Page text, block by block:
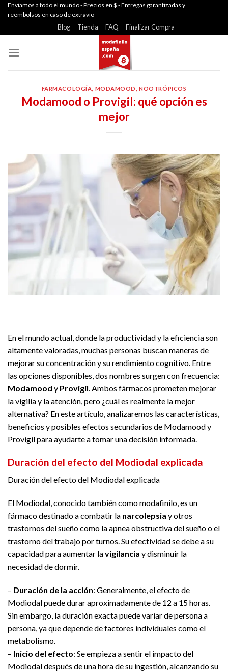
SkipEnviamos a todo el mundo - Precios en $ - Entregas garantizadas y
reembolsos en caso de extravío
Blog Tienda FAQ Finalizar Compra
FARMACOLOGÍA MODAMOOD ,NOOTRÓPICOS
Modamood o Provigil: qué opción es
mejor
En el mundo actual, donde la productividad y la eficiencia son
altamente valoradas, muchas personas buscan maneras de
mejorar su concentración y su rendimiento cognitivo. Entre
las opciones disponibles, dos nombres surgen con frecuencia:
Modamood y Provigil. Ambos fármacos prometen mejorar
la vigilia y la atención, pero ¿cuál es realmente la mejor
alternativa? En este artículo, analizaremos las características,
beneficios y posibles efectos secundarios de Modamood y
Provigil para ayudarte a tomar una decisión informada.
Duración del efecto del Modiodal explicada
Duración del efecto del Modiodal explicada
El Modiodal, conocido también como modafinilo, es un
fármaco destinado a combatir la narcolepsia y otros
trastornos del sueño como la apnea obstructiva del sueño o el
trastorno del trabajo por turnos. Su efectividad se debe a su
capacidad para aumentar lavigilancia y disminuir la
necesidad de dormir.
– Duración de la acción: Generalmente, el efecto de
Modiodal puede durar aproximadamente de 12 a 15 horas.
Sin embargo, la duración exacta puede variar de persona a
persona, ya que depende de factores individuales como el
metabolismo.
– Inicio del efecto: Se empieza a sentir el impacto del
Modiodal después de una hora de su ingestión, alcanzando su